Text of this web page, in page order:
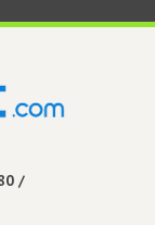
/